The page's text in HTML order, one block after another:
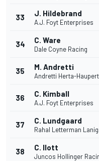
33 J. Hildebrand
A.J. Foyt Enterprises
34 C. Ware
Dale Coyne Racing
35 M. Andretti
Andretti Herta-
36 C. Kimball
A.J. Foyt Enterprises
37 C. Lundgaard
Rahal Letterman
38 C. Ilott
Juncos Hollinger